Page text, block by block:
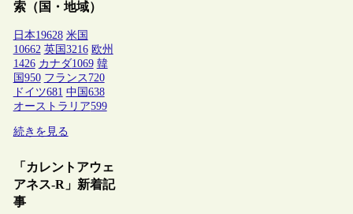
索（国・地域）
日本19628 米国
10662 英国 3216 欧州
1426 カナダ1069 韓
国 950 フランス 720
ドイツ681 中国 638
オーストラリア599
続きを見る
「カレントアウェ
アネス-R」新着記
事